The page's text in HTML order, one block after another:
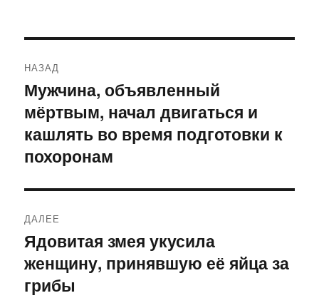
по
записям
НАЗАД
Предыдущая
запись:
Мужчина, объявленный
мёртвым, начал двигаться и
кашлять во время подготовки к
похоронам
ДАЛЕЕ
Следующая
запись:
Ядовитая змея укусила
женщину, принявшую её яйца за
грибы